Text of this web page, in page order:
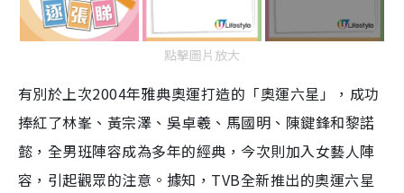
點擊圖片放大
有別於上次2004年雅典奧運打造的「奧運六星」，成功
捧紅了林峯、黃宗澤、吳卓羲、馬國明、陳鍵鋒和黎諾
懿，全男班陣容成為多年的經典，今次則加入女藝人陣
容，引起觀眾的注意。據知，TVB全新推出的奧運六星